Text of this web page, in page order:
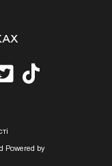
Powered by